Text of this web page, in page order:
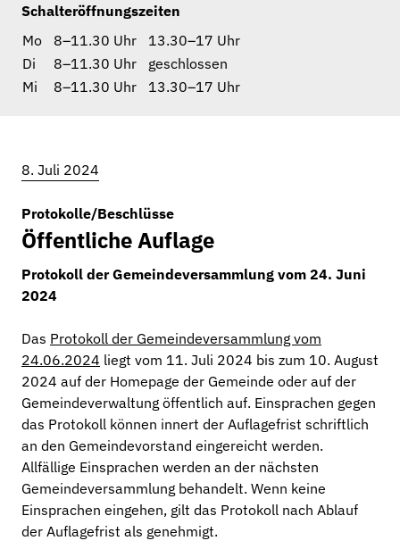
Aktuelles
Verwaltung
Behörden
Portrait
Geschichte
Links
Archiv
Schalteröffnungszeiten
Mo
8–11.30 Uhr
13.30–17 Uhr
Di
8–11.30 Uhr
geschlossen
Mi
8–11.30 Uhr 13.30–17 Uhr
8. Juli 2024
Protokolle/Beschlüsse
Öffentliche Auflage
Protokoll der Gemeindeversammlung vom 24. Juni
2024
Das Protokoll der Gemeindeversammlung vom
24.06.2024 liegt vom 11. Juli 2024 bis zum 10. August
2024 auf der Homepage der Gemeinde oder auf der
Gemeindeverwaltung öffentlich auf. Einsprachen gegen
das Protokoll können innert der Auflagefrist schriftlich
an den Gemeindevorstand eingereicht werden.
Allfällige Einsprachen werden an der nächsten
Gemeindeversammlung behandelt. Wenn keine
Einsprachen eingehen, gilt das Protokoll nach Ablauf
der Auflagefrist als genehmigt.